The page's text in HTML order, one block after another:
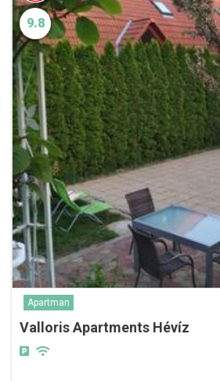
9.8
Apartman
Valloris Apartments Hévíz